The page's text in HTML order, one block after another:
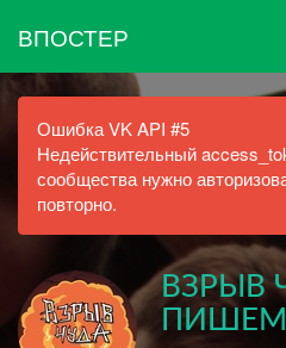
ВПОСТЕР
Ошибка VK API #5
Недействительный
сообщества нужно
повторно.
ВЗРЫВ